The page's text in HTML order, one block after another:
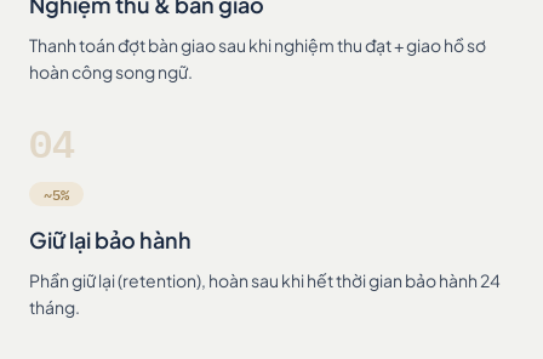
Thanh toán đợt bàn giao sau khi nghiệm thu đạt + giao hồ sơ
hoàn công song ngữ.
04
~5%
Giữ lại bảo hành
Phần giữ lại (retention), hoàn sau khi hết thời gian bảo hành 24
tháng.